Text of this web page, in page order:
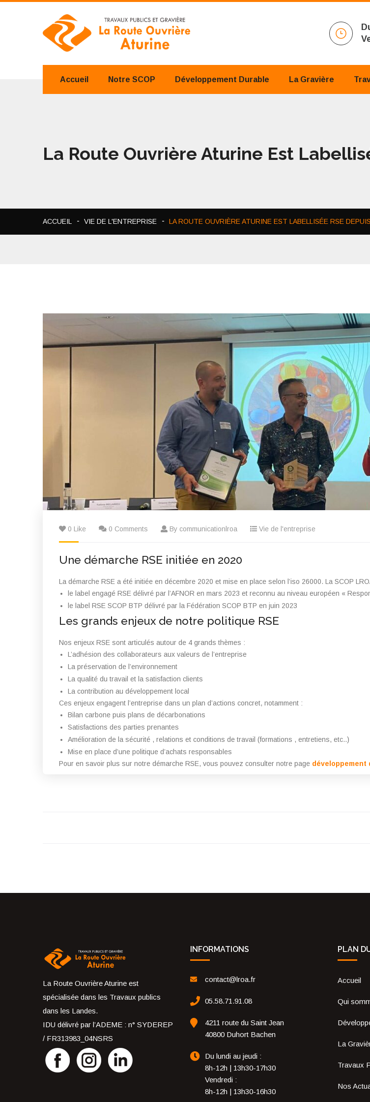
Accueil Notre SCOP Développement Durable La Gravière
La Route Ouvrière Aturine Est
ACCUEIL VIE DE L'ENTREPRISE LA ROUTE OUVRIÈRE ATURINE EST LABELLISÉE RSE
0 Like 0 Comments By communicationlroa Vie de l'entreprise
Une démarche RSE initiée en 2020
La démarche RSE a été initiée en décembre 2020 et mise en place selon l’iso 26000. La SCOP
le label engagé RSE délivré par l’AFNOR en mars 2023 et reconnu au niveau européen «
le label RSE SCOP BTP délivré par la Fédération SCOP BTP en juin 2023
Les grands enjeux de notre politique RSE
Nos enjeux RSE sont articulés autour de 4 grands thèmes :
L’adhésion des collaborateurs aux valeurs de l’entreprise
La préservation de l’environnement
La qualité du travail et la satisfaction clients
La contribution au développement local
Ces enjeux engagent l’entreprise dans un plan d’actions concret, notamment :
Bilan carbone puis plans de décarbonations
Satisfactions des parties prenantes
Amélioration de la sécurité , relations et conditions de travail (formations , entretiens, etc..)
Mise en place d’une politique d’achats responsables
Pour en savoir plus sur notre démarche RSE, vous pouvez consulter notre page développement
La Route Ouvrière Aturine est
spécialisée dans les Travaux publics
dans les Landes.
IDU délivré par l’ADEME : n° SYDEREP
/ FR313983_04NSRS
INFORMATIONS
contact@lroa.fr
05.58.71.91.08
4211 route du Saint Jean
40800 Duhort Bachen
Du lundi au jeudi :
8h-12h | 13h30-17h30
Vendredi :
8h-12h | 13h30-16h30
PLAN
Accueil
Qui
La
Travaux
Nos